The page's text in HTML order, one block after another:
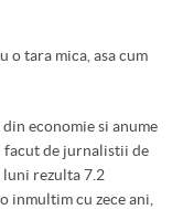
o tara mica, asa cum
economie si anume
facut de jurnalistii de
rezulta 7.2
inmultim cu zece ani,